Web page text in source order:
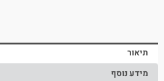
תיאור
מידע נוסף